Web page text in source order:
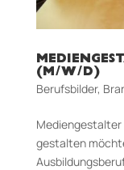
(M/W/D)
Berufsbilder,
Mediengestalter
gestalten